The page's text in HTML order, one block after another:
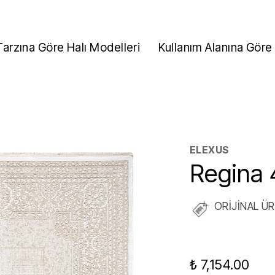
Göre Halı Modelleri Kullanım Alanına
ELEXUS
Regina
ORİJİNAL
₺ 7,154.00